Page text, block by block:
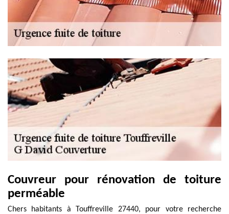
Couvreur pour rénovation de toiture
perméable
Chers habitants à Touffreville 27440, pour votre recherche